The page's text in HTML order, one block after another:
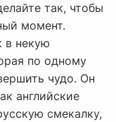
так, чтобы
момент.
в некую
по одному
чудо. Он
английские
смекалку,